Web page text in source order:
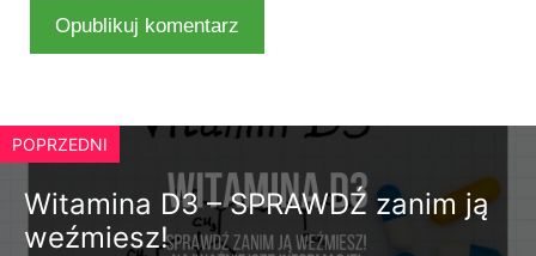
POPRZEDNI
Witamina D3 – SPRAWDŹ zanim ją
weźmiesz!